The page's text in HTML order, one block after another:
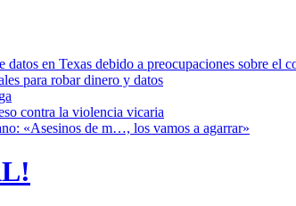
en Texas debido a preocupaciones sobre el
para robar dinero y datos
contra la violencia vicaria
«Asesinos de m…, los vamos a agarrar»